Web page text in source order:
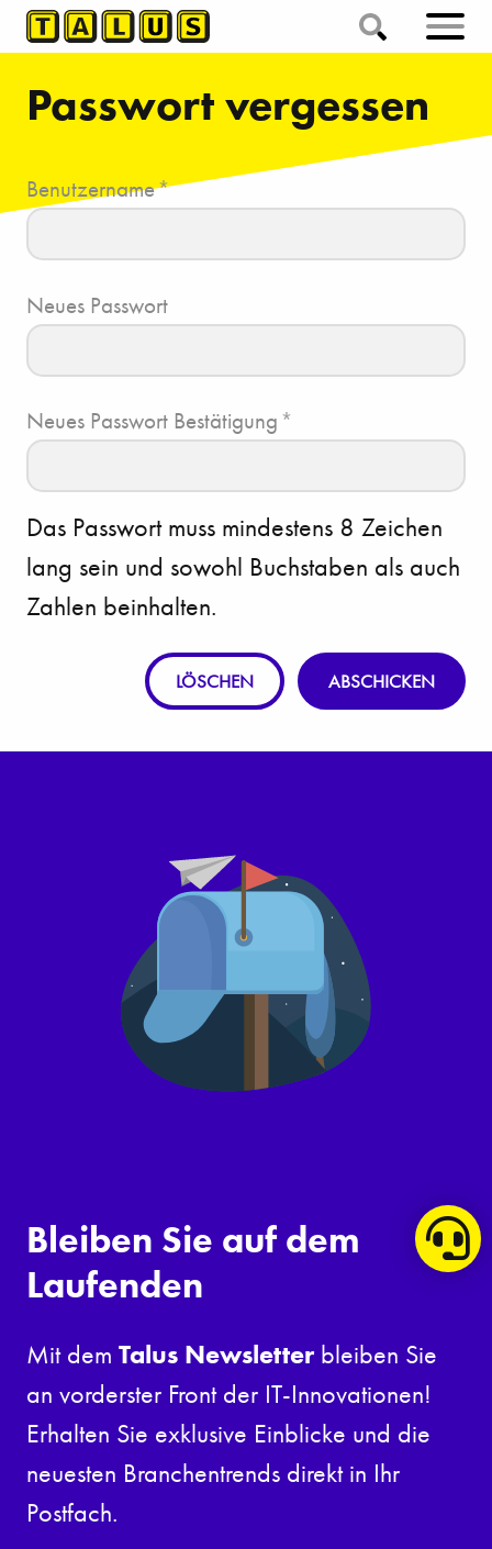
Passwort vergessen
Benutzername*
Neues Passwort
Neues Passwort Bestätigung *
Das Passwort muss mindestens 8 Zeichen
lang sein und sowohl Buchstaben als auch
Zahlen beinhalten.
LÖSCHEN ABSCHICKEN
Bleiben Sie auf dem
Laufenden
Mit dem Talus Newsletter bleiben Sie
an vorderster Front der IT-Innovationen!
Erhalten Sie exklusive Einblicke und die
neuesten Branchentrends direkt in Ihr
Postfach.